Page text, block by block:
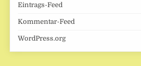
Eintrags-Feed
Kommentar-Feed
WordPress.org